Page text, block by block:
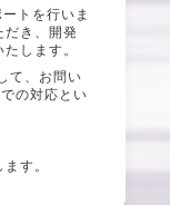
トを行いま
だき、開発
します。
て、お問い
の対応とい
す。